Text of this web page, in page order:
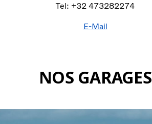
Tel: +32 473282274
E-Mail
NOS GARAGES